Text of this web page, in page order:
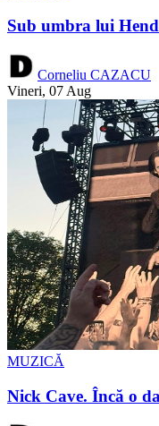
Sub umbra lui
Corneliu CAZACU
Vineri, 07 Aug
MUZICĂ
Nick Cave. Încă o